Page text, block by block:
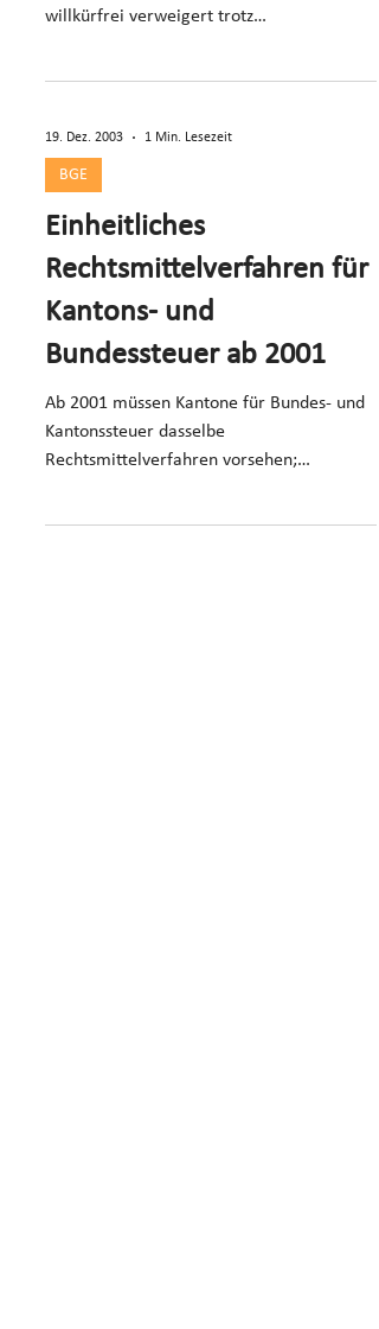
willkürfrei verweigert trotz
19. Dez. 2003 1 Min. Lesezeit
BGE
Einheitliches
Rechtsmittelverfahren für
Kantons- und
Bundessteuer ab 2001
Ab 2001 müssen Kantone für Bundes- und
Kantonssteuer dasselbe
Rechtsmittelverfahren vorsehen;